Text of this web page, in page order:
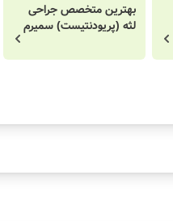
بهترین متخصص جراحی
لثه (پریودنتیست) سمیرم